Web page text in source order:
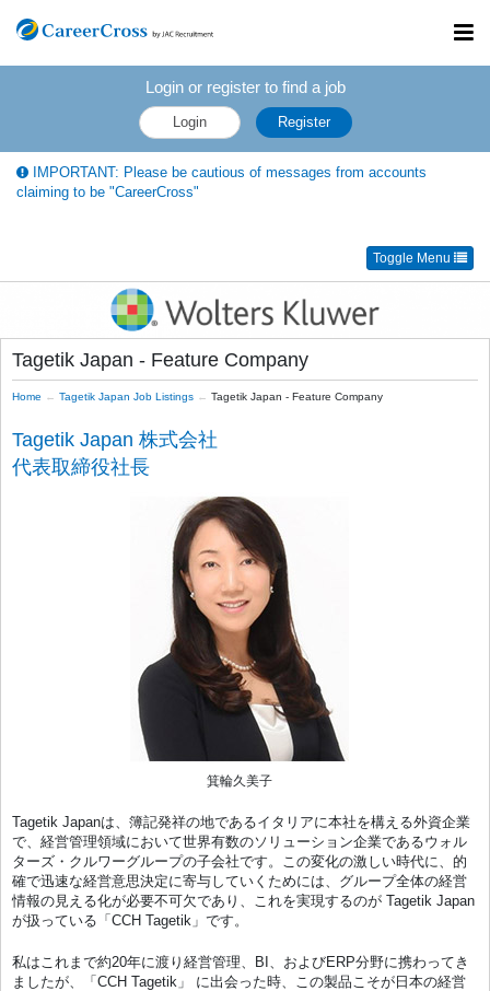
Login or register to find a job
Login Register
IMPORTANT: Please be cautious of messages from accounts
claiming to be "CareerCross"
Toggle Menu
Tagetik Japan - Feature Company
Home Tagetik Japan Job Listings Tagetik Japan - Feature Company
Tagetik Japan 株式会社
代表取締役社長
箕輪久美子
Tagetik Japanは、簿記発祥の地であるイタリアに本社を構える外資企業
で、経営管理領域において世界有数のソリューション企業であるウォル
ターズ・クルワーグループの子会社です。この変化の激しい時代に、的
確で迅速な経営意思決定に寄与していくためには、グループ全体の経営
情報の見える化が必要不可欠であり、これを実現するのが Tagetik Japan
が扱っている「CCH Tagetik」です。
私はこれまで約20年に渡り経営管理、BI、およびERP分野に携わってき
ましたが、「CCH Tagetik」 に出会った時、この製品こそが日本の経営